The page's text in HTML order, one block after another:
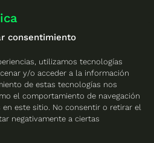
consentimiento
utilizamos tecnologías
y/o acceder a la información
de estas tecnologías nos
el comportamiento de navegación
este sitio. No consentir o retirar el
negativamente a ciertas
casa
industrial
una comunidad de vecinos